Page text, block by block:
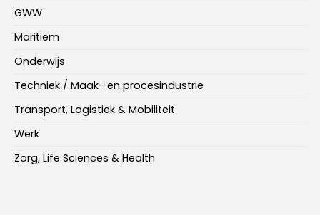
GWW
Maritiem
Onderwijs
Techniek / Maak- en procesindustrie
Transport, Logistiek & Mobiliteit
Werk
Zorg, Life Sciences & Health